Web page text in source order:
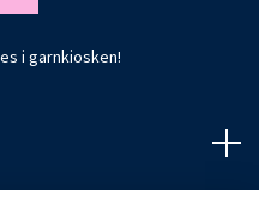
i garnkiosken!